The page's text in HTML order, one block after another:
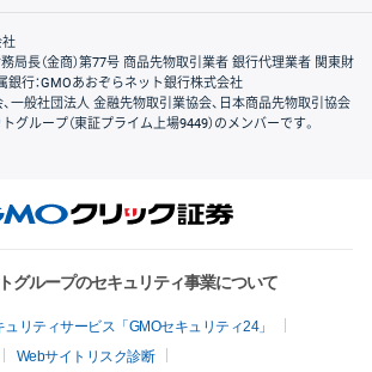
社
局長（金商）第77号 商品先物取引業者 銀行代理業者 関東財
銀行：GMOあおぞらネット銀行株式会社
一般社団法人 金融先物取引業協会、日本商品先物取引協会
グループ（東証プライム上場9449）のメンバーです。
グループのセキュリティ事業について
リティサービス「GMOセキュリティ24」
Webサイトリスク診断